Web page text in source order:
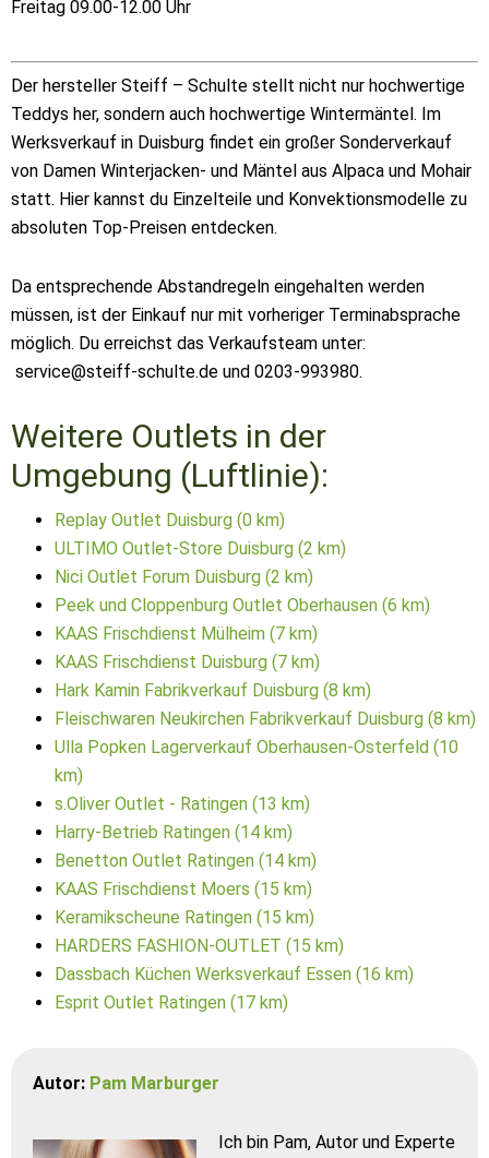
Freitag 09.00-12.00 Uhr
Der hersteller Steiff – Schulte stellt nicht nur hochwertige
Teddys her, sondern auch hochwertige Wintermäntel. Im
Werksverkauf in Duisburg findet ein großer Sonderverkauf
von Damen Winterjacken- und Mäntel aus Alpaca und Mohair
statt. Hier kannst du Einzelteile und Konvektionsmodelle zu
absoluten Top-Preisen entdecken.
Da entsprechende Abstandregeln eingehalten werden
müssen, ist der Einkauf nur mit vorheriger Terminabsprache
möglich. Du erreichst das Verkaufsteam unter:
service@steiff-schulte.de und 0203-993980.
Weitere Outlets in der
Umgebung (Luftlinie):
Replay Outlet Duisburg (0 km)
ULTIMO Outlet-Store Duisburg (2 km)
Nici Outlet Forum Duisburg (2 km)
Peek und Cloppenburg Outlet Oberhausen (6 km)
KAAS Frischdienst Mülheim (7 km)
KAAS Frischdienst Duisburg (7 km)
Hark Kamin Fabrikverkauf Duisburg (8 km)
Fleischwaren Neukirchen Fabrikverkauf Duisburg (8 km)
Ulla Popken Lagerverkauf Oberhausen-Osterfeld (10
km)
s.Oliver Outlet - Ratingen (13 km)
Harry-Betrieb Ratingen (14 km)
Benetton Outlet Ratingen (14 km)
KAAS Frischdienst Moers (15 km)
Keramikscheune Ratingen (15 km)
HARDERS FASHION-OUTLET (15 km)
Dassbach Küchen Werksverkauf Essen (16 km)
Esprit Outlet Ratingen (17 km)
Autor: Pam Marburger
Ich bin Pam, Autor und Experte